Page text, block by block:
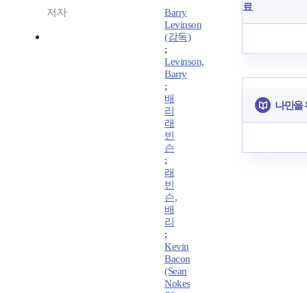
저자
Barry
Levinson
(감독)
;
Levinson,
Barry
;
배
리
래
빈
슨
;
래
빈
슨,
배
리
;
Kevin
Bacon
(Sean
Nokes
료
나만을